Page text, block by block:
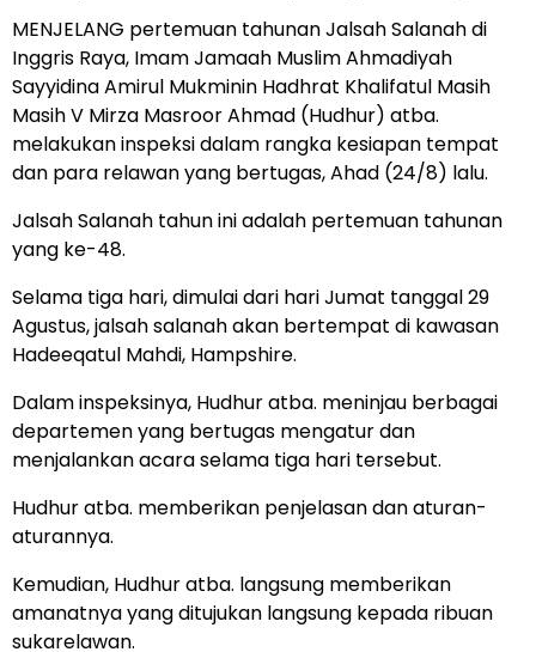
MENJELANG pertemuan tahunan Jalsah Salanah di
Inggris Raya, Imam Jamaah Muslim Ahmadiyah
Sayyidina Amirul Mukminin Hadhrat Khalifatul Masih
Masih V Mirza Masroor Ahmad (Hudhur) atba.
melakukan inspeksi dalam rangka kesiapan tempat
dan para relawan yang bertugas, Ahad (24/8) lalu.
Jalsah Salanah tahun ini adalah pertemuan tahunan
yang ke-48.
Selama tiga hari, dimulai dari hari Jumat tanggal 29
Agustus, jalsah salanah akan bertempat di kawasan
Hadeeqatul Mahdi, Hampshire.
Dalam inspeksinya, Hudhur atba. meninjau berbagai
departemen yang bertugas mengatur dan
menjalankan acara selama tiga hari tersebut.
Hudhur atba. memberikan penjelasan dan aturan-
aturannya.
Kemudian, Hudhur atba. langsung memberikan
amanatnya yang ditujukan langsung kepada ribuan
sukarelawan.